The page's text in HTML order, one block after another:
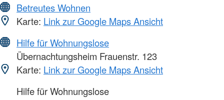
Betreutes Wohnen
Karte: Link zur Google Maps Ansicht
Hilfe für Wohnungslose
Übernachtungsheim Frauenstr. 123
Karte: Link zur Google Maps Ansicht
Hilfe für Wohnungslose